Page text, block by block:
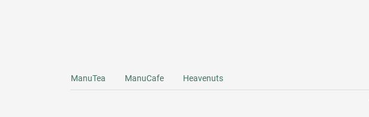
ManuTea ManuCafe Heavenuts